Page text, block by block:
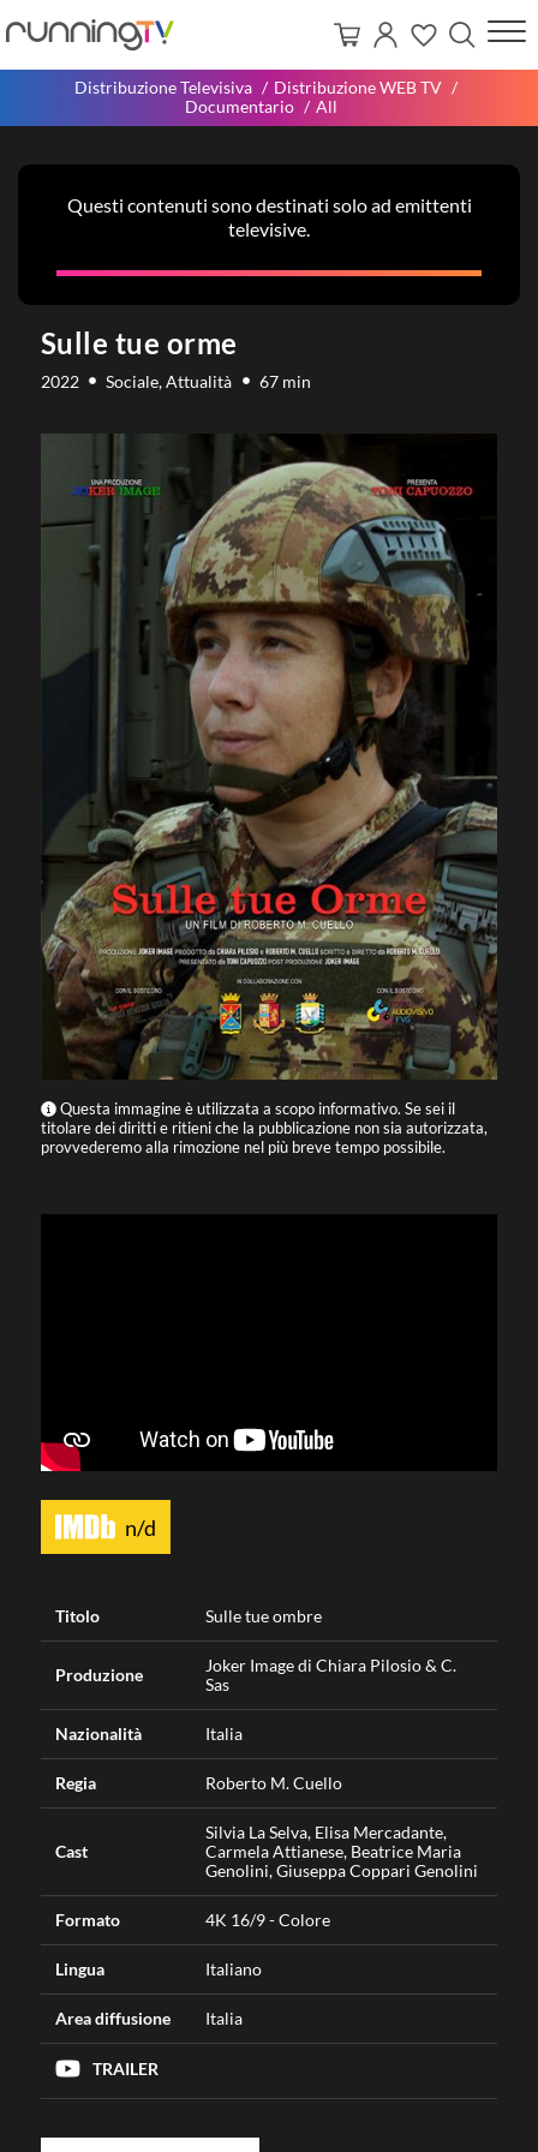
Distribuzione Televisiva
Distribuzione WEB TV
Documentario
All
Questi contenuti sono destinati solo ad emittenti
televisive.
Sulle tue orme
2022 Sociale, Attualità 67 min
Questa immagine è utilizzata a scopo informativo. Se sei il
titolare dei diritti e ritieni che la pubblicazione non sia autorizzata,
provvederemo alla rimozione nel più breve tempo possibile.
n/d
Titolo Sulle tue ombre
Produzione
Joker Image di Chiara Pilosio & C.
Sas
Nazionalità Italia
Regia Roberto M. Cuello
Cast
Silvia La Selva, Elisa Mercadante,
Carmela Attianese, Beatrice Maria
Genolini, Giuseppa Coppari Genolini
Formato 4K 16/9 - Colore
Lingua Italiano
Area diffusione Italia
TRAILER